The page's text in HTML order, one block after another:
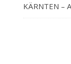
KÄRNTEN –